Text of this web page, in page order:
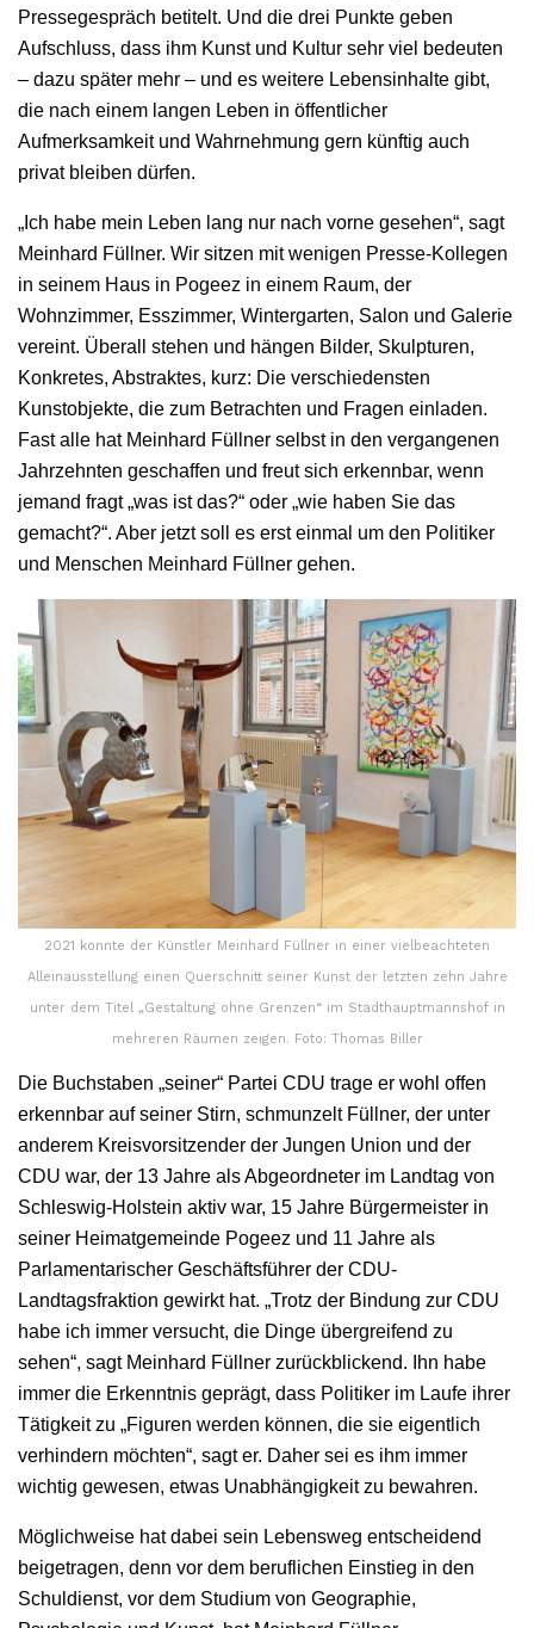
Pressegespräch betitelt. Und die drei Punkte geben
Aufschluss, dass ihm Kunst und Kultur sehr viel bedeuten
– dazu später mehr – und es weitere Lebensinhalte gibt,
die nach einem langen Leben in öffentlicher
Aufmerksamkeit und Wahrnehmung gern künftig auch
privat bleiben dürfen.
„Ich habe mein Leben lang nur nach vorne gesehen“, sagt
Meinhard Füllner. Wir sitzen mit wenigen Presse-Kollegen
in seinem Haus in Pogeez in einem Raum, der
Wohnzimmer, Esszimmer, Wintergarten, Salon und Galerie
vereint. Überall stehen und hängen Bilder, Skulpturen,
Konkretes, Abstraktes, kurz: Die verschiedensten
Kunstobjekte, die zum Betrachten und Fragen einladen.
Fast alle hat Meinhard Füllner selbst in den vergangenen
Jahrzehnten geschaffen und freut sich erkennbar, wenn
jemand fragt „was ist das?“ oder „wie haben Sie das
gemacht?“. Aber jetzt soll es erst einmal um den Politiker
und Menschen Meinhard Füllner gehen.
2021 konnte der Künstler Meinhard Füllner in einer vielbeachteten
Alleinausstellung einen Querschnitt seiner Kunst der letzten zehn Jahre
unter dem Titel „Gestaltung ohne Grenzen“ im Stadthauptmannshof in
mehreren Räumen zeigen. Foto: Thomas Biller
Die Buchstaben „seiner“ Partei CDU trage er wohl offen
erkennbar auf seiner Stirn, schmunzelt Füllner, der unter
anderem Kreisvorsitzender der Jungen Union und der
CDU war, der 13 Jahre als Abgeordneter im Landtag von
Schleswig-Holstein aktiv war, 15 Jahre Bürgermeister in
seiner Heimatgemeinde Pogeez und 11 Jahre als
Parlamentarischer Geschäftsführer der CDU-
Landtagsfraktion gewirkt hat. „Trotz der Bindung zur CDU
habe ich immer versucht, die Dinge übergreifend zu
sehen“, sagt Meinhard Füllner zurückblickend. Ihn habe
immer die Erkenntnis geprägt, dass Politiker im Laufe ihrer
Tätigkeit zu „Figuren werden können, die sie eigentlich
verhindern möchten“, sagt er. Daher sei es ihm immer
wichtig gewesen, etwas Unabhängigkeit zu bewahren.
Möglichweise hat dabei sein Lebensweg entscheidend
beigetragen, denn vor dem beruflichen Einstieg in den
Schuldienst, vor dem Studium von Geographie,